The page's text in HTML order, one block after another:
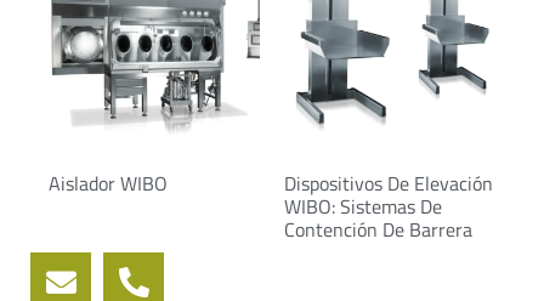
Aislador WIBO Dispositivos De Elevación
WIBO: Sistemas De
Contención De Barrera